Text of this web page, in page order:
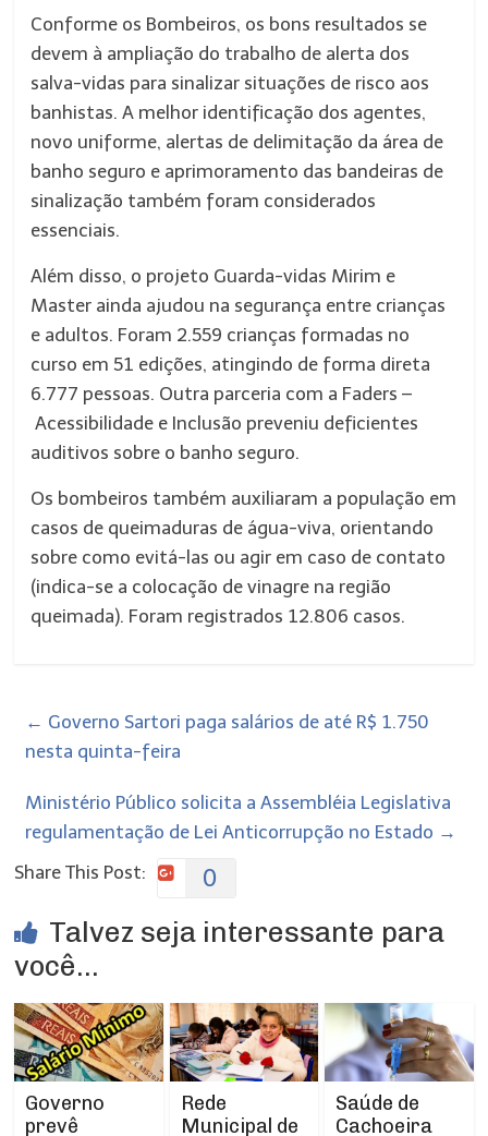
Conforme os Bombeiros, os bons resultados se
devem à ampliação do trabalho de alerta dos
salva-vidas para sinalizar situações de risco aos
banhistas. A melhor identificação dos agentes,
novo uniforme, alertas de delimitação da área de
banho seguro e aprimoramento das bandeiras de
sinalização também foram considerados
essenciais.
Além disso, o projeto Guarda-vidas Mirim e
Master ainda ajudou na segurança entre crianças
e adultos. Foram 2.559 crianças formadas no
curso em 51 edições, atingindo de forma direta
6.777 pessoas. Outra parceria com a Faders –
Acessibilidade e Inclusão preveniu deficientes
auditivos sobre o banho seguro.
Os bombeiros também auxiliaram a população em
casos de queimaduras de água-viva, orientando
sobre como evitá-las ou agir em caso de contato
(indica-se a colocação de vinagre na região
queimada). Foram registrados 12.806 casos.
← Governo Sartori paga salários de até R$ 1.750
nesta quinta-feira
Ministério Público solicita a Assembléia Legislativa
regulamentação de Lei Anticorrupção no Estado →
Share This Post:
0
Talvez seja interessante para
você...
Governo
prevê
Rede
Municipal de
Saúde de
Cachoeira